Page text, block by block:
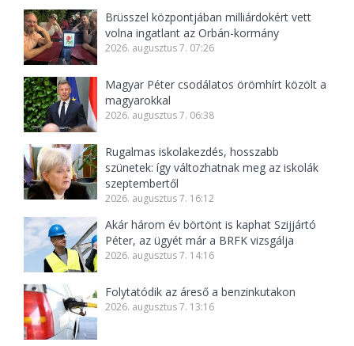
Brüsszel központjában milliárdokért vett
volna ingatlant az Orbán-kormány
2026. augusztus 7. 07:26
Magyar Péter csodálatos örömhírt közölt a
magyarokkal
2026. augusztus 7. 06:38
Rugalmas iskolakezdés, hosszabb
szünetek: így változhatnak meg az iskolák
szeptembertől
2026. augusztus 7. 16:12
Akár három év börtönt is kaphat Szijjártó
Péter, az ügyét már a BRFK vizsgálja
2026. augusztus 7. 14:16
Folytatódik az áreső a benzinkutakon
2026. augusztus 7. 13:16